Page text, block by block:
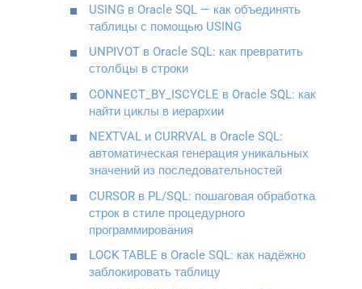
USING в Oracle SQL — как объединять
таблицы с помощью USING
UNPIVOT в Oracle SQL: как превратить
столбцы в строки
CONNECT_BY_ISCYCLE в Oracle SQL: как
найти циклы в иерархии
NEXTVAL и CURRVAL в Oracle SQL:
автоматическая генерация уникальных
значений из последовательностей
CURSOR в PL/SQL: пошаговая обработка
строк в стиле процедурного
программирования
LOCK TABLE в Oracle SQL: как надёжно
заблокировать таблицу